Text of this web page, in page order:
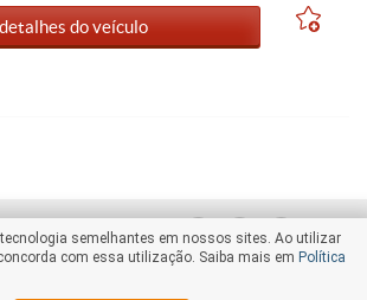
do veículo
semelhantes em nossos sites. Ao utilizar
com essa utilização. Saiba mais em Política